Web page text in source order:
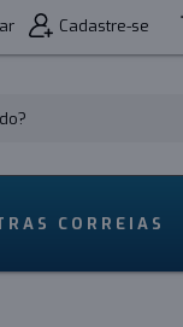
Cadastre-se
CORREIAS